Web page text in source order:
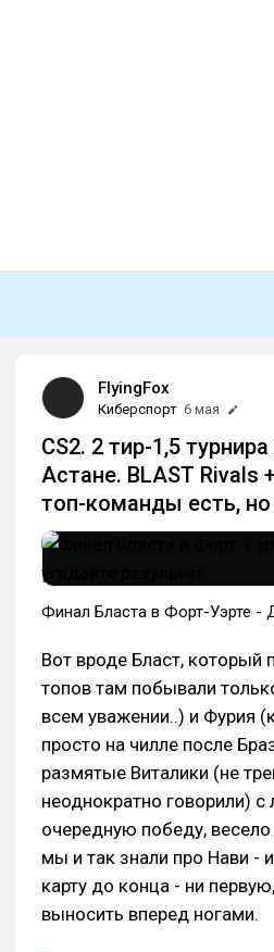
FlyingFox
Киберспорт 6 мая
CS2. 2 тир-1,5
Астане. BLAST Rivals
топ-команды есть,
Финал Бласта в Форт-Уэрте -
Вот вроде Бласт, который
топов там побывали
всем уважении..) и Фурия
просто на чилле после
размятые Виталики (не
неоднократно говорили)
очередную победу, весело
мы и так знали про Нави -
карту до конца - ни
выносить вперед ногами.